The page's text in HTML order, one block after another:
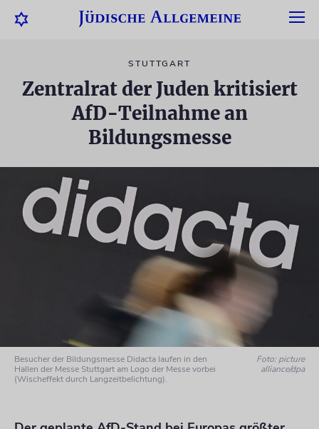
STUTTGART
Zentralrat der Juden kritisiert
AfD-Teilnahme an
Bildungsmesse
Besucher der Bildungsmesse Didacta laufen in den
Hallen der Messe Stuttgart am Logo der Messe vorbei
(Wischeffekt durch Langzeitbelichtung).
Foto: picture
alliance/dpa